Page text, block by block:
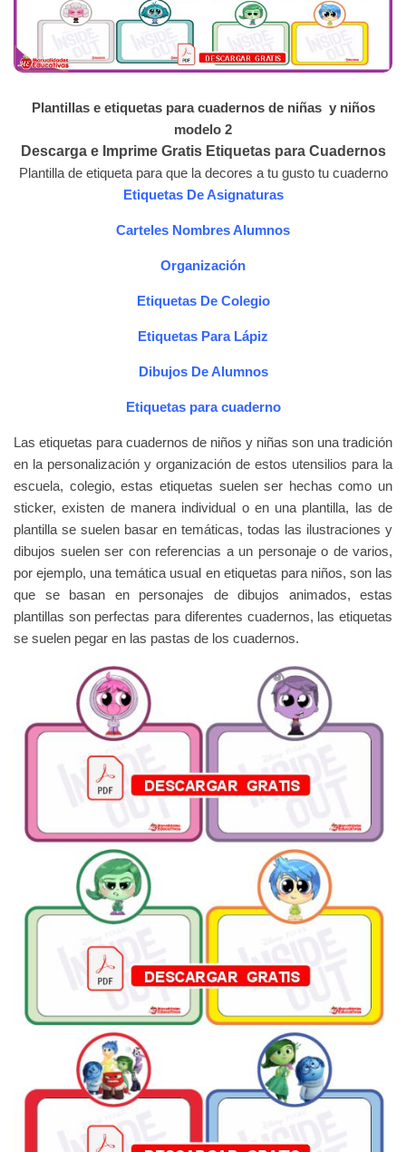
Plantillas e etiquetas para cuadernos de niñas y niños
modelo 2
Descarga e Imprime Gratis Etiquetas para Cuadernos
Plantilla de etiqueta para que la decores a tu gusto tu cuaderno
Etiquetas De Asignaturas
Carteles Nombres Alumnos
Organización
Etiquetas De Colegio
Etiquetas Para Lápiz
Dibujos De Alumnos
Etiquetas para cuaderno
Las etiquetas para cuadernos de niños y niñas son una tradición
en la personalización y organización de estos utensilios para la
escuela, colegio, estas etiquetas suelen ser hechas como un
sticker, existen de manera individual o en una plantilla, las de
plantilla se suelen basar en temáticas, todas las ilustraciones y
dibujos suelen ser con referencias a un personaje o de varios,
por ejemplo, una temática usual en etiquetas para niños, son las
que se basan en personajes de dibujos animados, estas
plantillas son perfectas para diferentes cuadernos, las etiquetas
se suelen pegar en las pastas de los cuadernos.